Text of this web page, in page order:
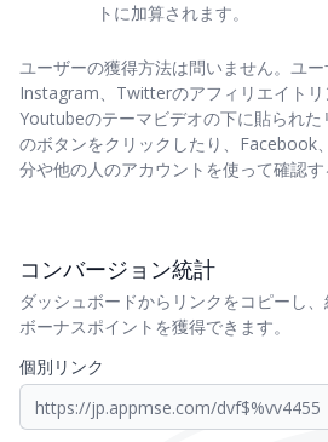
トに加算されます。
ユーザーの獲得方法は問いません。ユー
Instagram、Twitterのアフィリエイトリ
Youtubeのテーマビデオの下に貼られ
のボタンをクリックしたり、
分や他の人のアカウントを使って確認す
コンバージョン統計
ダッシュボードからリンクをコピーし
ボーナスポイントを獲得できます。
個別リンク
https://jp.appmse.com/dvf$%vv4455